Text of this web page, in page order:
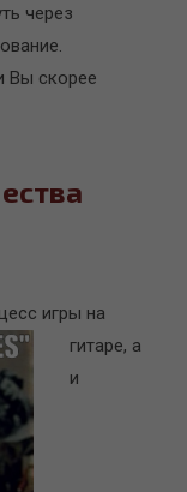
через
Вы скорее
игры на
гитаре, а
и